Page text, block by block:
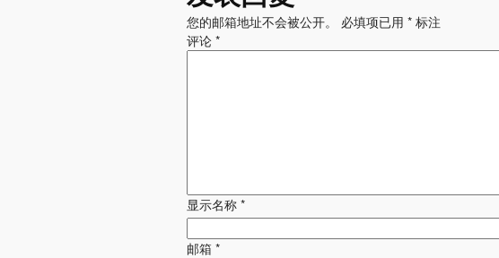
您的邮箱地址不会被公开。 必填项已用 * 标注
评论 *
显示名称 *
邮箱 *